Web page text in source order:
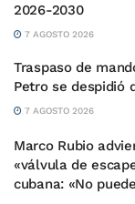
2026-2030
7 AGOSTO 2026
Traspaso de
Petro se despidió
7 AGOSTO 2026
Marco Rubio
«válvula de
cubana: «No